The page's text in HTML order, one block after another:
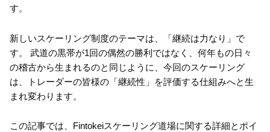
す。
新しいスケーリング制度のテーマは、「継続は力なり」で
す。 武道の黒帯が1回の偶然の勝利ではなく、何年もの日々
の稽古から生まれるのと同じように、今回のスケーリング
は、トレーダーの皆様の「継続性」を評価する仕組みへと生
まれ変わります。
この記事では、Fintokeiスケーリング道場に関する詳細とポイ